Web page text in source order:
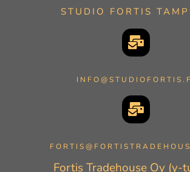
STUDIO FORTIS
Fortis Tradehouse Oy (y-